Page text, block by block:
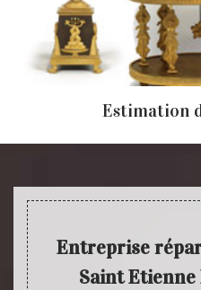
Estimation
Entreprise
Saint Etienne